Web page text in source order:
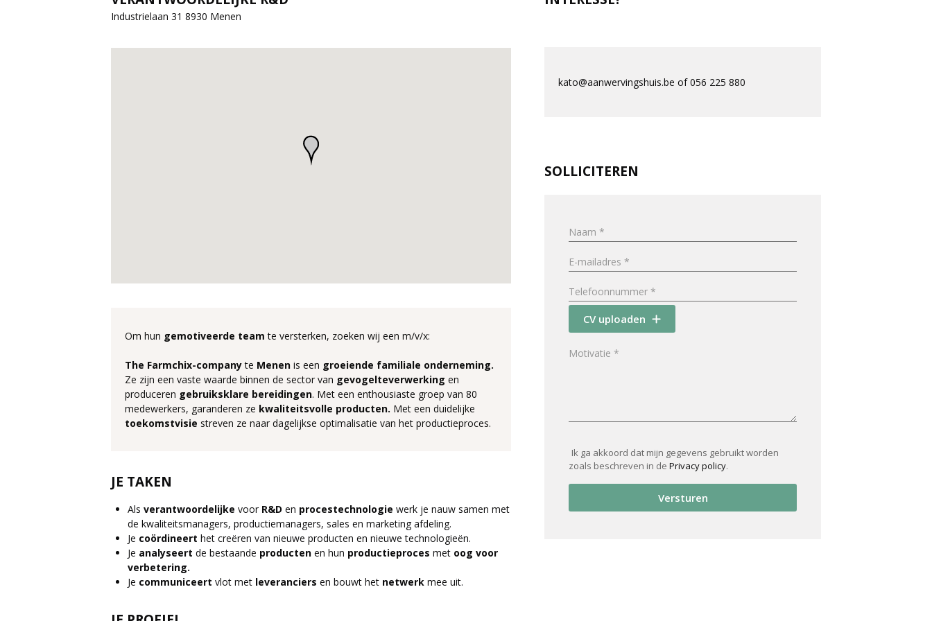
Industrielaan 31 8930 Menen
Om hun gemotiveerde team te versterken, zoeken wij een m/v/x:
The Farmchix-companyte Menen is een groeiende familiale onderneming.
Ze zijn een vaste waarde binnen de sector van gevogelteverwerking en
produceren gebruiksklare bereidingen. Met een enthousiaste groep van 80
medewerkers, garanderen ze kwaliteitsvolle producten. Met een duidelijke
toekomstvisie streven ze naar dagelijkse optimalisatie van het productieproces.
JE TAKEN
Als verantwoordelijke voor R&D en procestechnologie werk je nauw samen met
de kwaliteitsmanagers, productiemanagers, sales en marketing afdeling.
Je coördineert het creëren van nieuwe producten en nieuwe technologieën.
Je analyseert de bestaande producten en hun productieproces met oog voor
verbetering.
Je communiceert vlot met leveranciers en bouwt het netwerk mee uit.
kato@aanwervingshuis.be of 056 225 880
SOLLICITEREN
CV uploaden
Ik ga akkoord dat mijn gegevens gebruikt worden
zoals beschreven in dePrivacy policy.
Versturen